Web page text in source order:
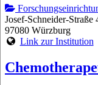
Josef-Schneider-Straße
97080 Würzburg
Link zur Institution